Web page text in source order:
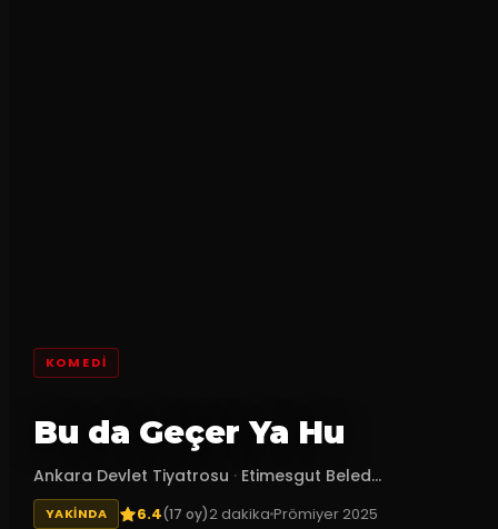
KOMEDI
Bu da Geçer Ya Hu
Ankara Devlet Tiyatrosu · Etimesgut Beled...
YAKINDA 6.4(17 oy)2 dakikaPrömiyer 2025